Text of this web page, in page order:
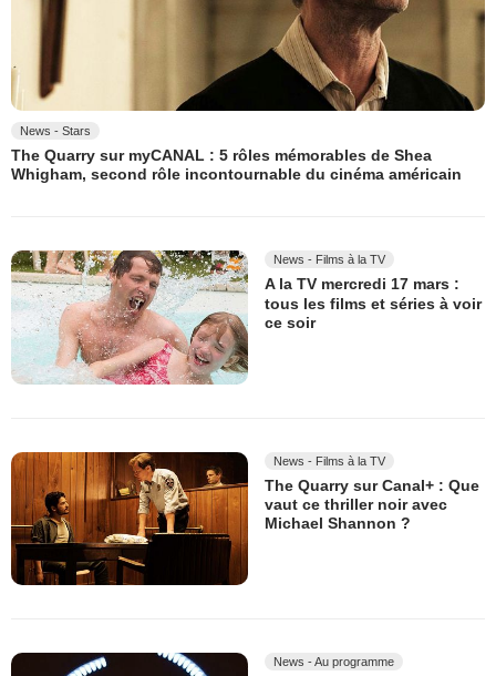
News - Stars
The Quarry sur myCANAL : 5 rôles mémorables de Shea
Whigham, second rôle incontournable du cinéma américain
News - Films à la TV
A la TV mercredi 17 mars :
tous les films et séries à voir
ce soir
News - Films à la TV
The Quarry sur Canal+ : Que
vaut ce thriller noir avec
Michael Shannon ?
News - Au programme